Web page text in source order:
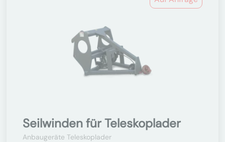
Seilwinden für Teleskoplader
Anbaugeräte Teleskoplader